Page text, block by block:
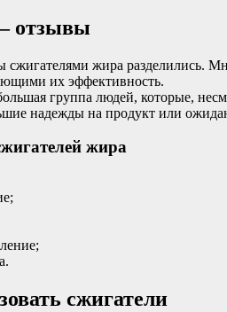
отзывы
жира разделились.
их эффективность.
группа людей, которые,
надежды на продукт или
жира
сжигатели